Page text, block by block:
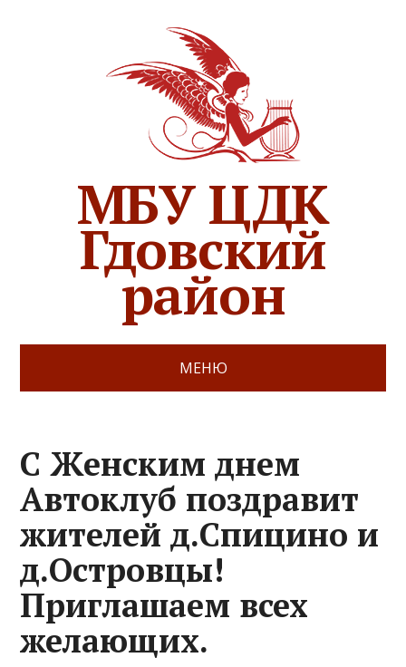
МБУ ЦДК
Гдовский
район
МЕНЮ
С Женским днем
Автоклуб поздравит
жителей д.Спицино и
д.Островцы!
Приглашаем всех
желающих.